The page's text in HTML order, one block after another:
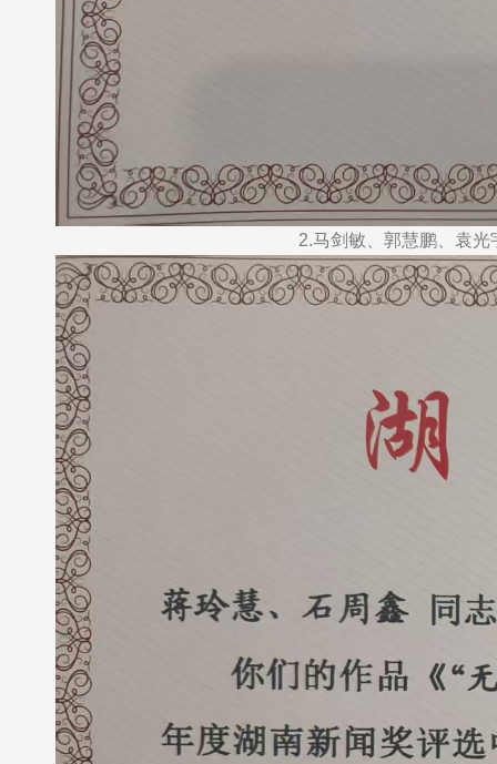
2.马剑敏、郭慧鹏、袁光宇同志创作的《“